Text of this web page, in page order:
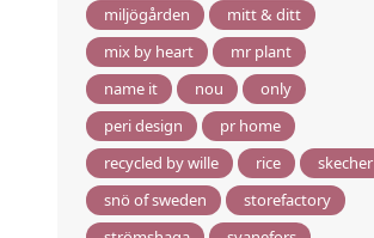
miljögården
mitt & ditt
mix by heart
mr plant
name it
nou
only
peri design
pr home
recycled by wille
rice
skecher
snö of sweden
storefactory